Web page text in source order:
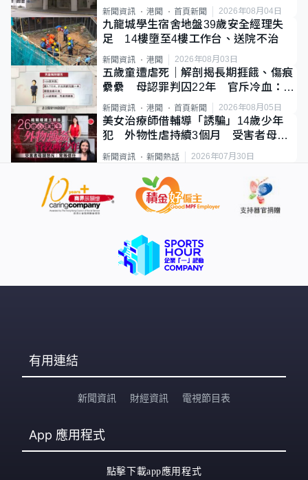
新聞資訊 港聞 首頁新聞 2026年08月04日
九龍城學生宿舍地盤39歲安全經理失
足 14樓墮至4樓工作台、送院不治
新聞資訊 港聞 2026年08月03日
五歲童遭虐死｜解剖揭長期捱餓、傷痕
纍纍 母認罪判囚22年 官斥冷血：同
類案最惡劣
新聞資訊 港聞 首頁新聞 2026年08月05日
美女治療師借輔導「誘騙」14歲少年
犯 外物性虐持續3個月 受害者母：
要保護其他人
新聞資訊 新聞熱話 2026年07月30日
有用連結
新聞資訊 財經資訊 電視節目表
App 應用程式
點擊下載app應用程式